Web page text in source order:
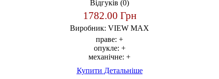
Відгуків (0)
1782.00 Грн
Виробник: VIEW MAX
праве: +
опукле: +
механічне: +
Купити Детальніше